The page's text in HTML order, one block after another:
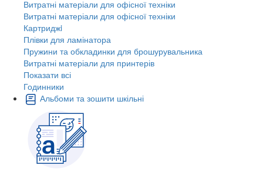
Витратні матеріали для офісної техніки
Витратні матеріали для офісної техніки
Картриджi
Плівки для ламінатора
Пружини та обкладинки для брошурувальника
Витратні матеріали для принтерів
Показати всі
Годинники
Альбоми та зошити шкільні